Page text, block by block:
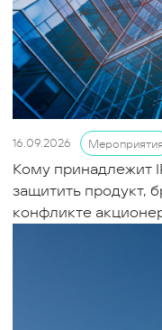
16.09.2026 Мероприятия
Кому принадлежит
защитить продукт,
конфликте